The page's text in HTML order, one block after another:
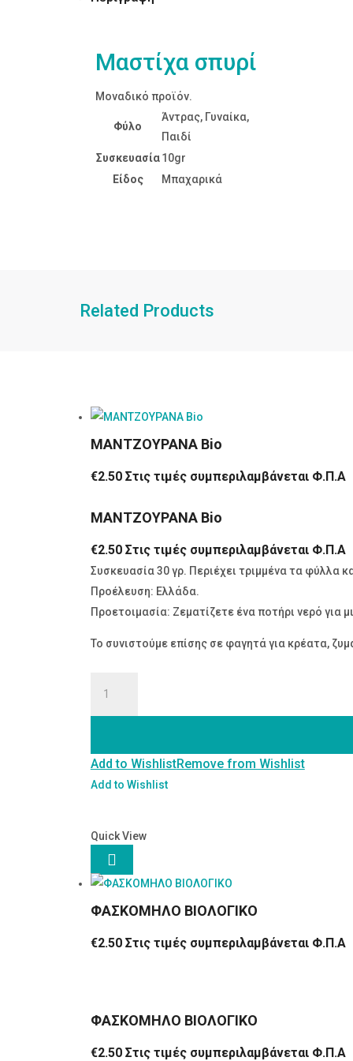
Μαστίχα σπυρί
Μοναδικό προϊόν.
Φύλο
Άντρας, Γυναίκα,
Παιδί
Συσκευασία 10gr
Είδος
Μπαχαρικά
Related Products
ΜΑΝΤΖΟΥΡΑΝΑ Bio
€2.50 Στις τιμές συμπεριλαμβάνεται Φ.Π.Α
ΜΑΝΤΖΟΥΡΑΝΑ Bio
€2.50 Στις τιμές συμπεριλαμβάνεται Φ.Π.Α
Συσκευασία 30 γρ. Περιέχει τριμμένα τα φύλλα
Προέλευση: Ελλάδα.
Προετοιμασία: Ζεματίζετε ένα ποτήρι νερό για
Το συνιστούμε επίσης σε φαγητά για κρέατα,
Add to WishlistRemove from Wishlist
Add to Wishlist
Quick View

ΦΑΣΚΟΜΗΛΟ ΒΙΟΛΟΓΙΚΟ
€2.50 Στις τιμές συμπεριλαμβάνεται Φ.Π.Α
ΦΑΣΚΟΜΗΛΟ ΒΙΟΛΟΓΙΚΟ
€2.50 Στις τιμές συμπεριλαμβάνεται Φ.Π.Α